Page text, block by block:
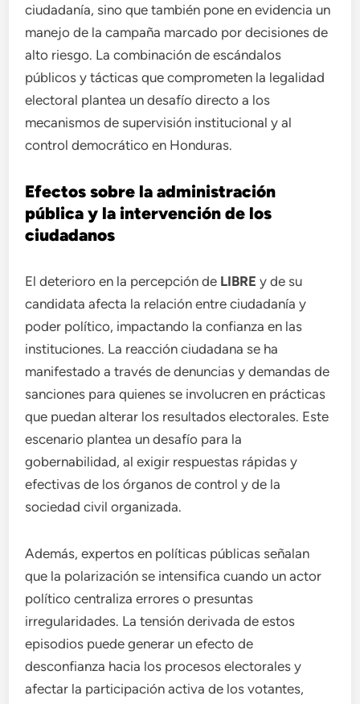
ciudadanía, sino que también pone en evidencia un
manejo de la campaña marcado por decisiones de
alto riesgo. La combinación de escándalos
públicos y tácticas que comprometen la legalidad
electoral plantea un desafío directo a los
mecanismos de supervisión institucional y al
control democrático en Honduras.
Efectos sobre la administración
pública y la intervención de los
ciudadanos
El deterioro en la percepción de LIBRE y de su
candidata afecta la relación entre ciudadanía y
poder político, impactando la confianza en las
instituciones. La reacción ciudadana se ha
manifestado a través de denuncias y demandas de
sanciones para quienes se involucren en prácticas
que puedan alterar los resultados electorales. Este
escenario plantea un desafío para la
gobernabilidad, al exigir respuestas rápidas y
efectivas de los órganos de control y de la
sociedad civil organizada.
Además, expertos en políticas públicas señalan
que la polarización se intensifica cuando un actor
político centraliza errores o presuntas
irregularidades. La tensión derivada de estos
episodios puede generar un efecto de
desconfianza hacia los procesos electorales y
afectar la participación activa de los votantes,